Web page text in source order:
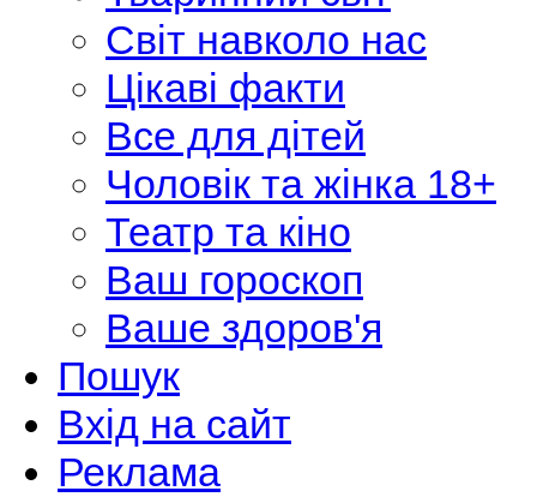
Світ навколо нас
Цікаві факти
Все для дітей
Чоловік та жінка 18+
Театр та кіно
Ваш гороскоп
Ваше здоров'я
Пошук
Вхід на сайт
Реклама